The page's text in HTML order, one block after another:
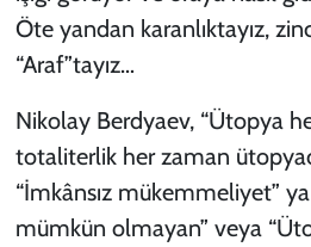
Öte yandan karanlıktayız,
“Araf”tayız…
Nikolay Berdyaev, “Ütopya
totaliterlik her zaman
“İmkânsız mükemmeliyet”
mümkün olmayan” veya